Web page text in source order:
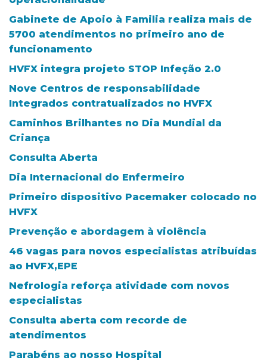
Gabinete de Apoio à Familia realiza mais de
5700 atendimentos no primeiro ano de
funcionamento
HVFX integra projeto STOP Infeção 2.0
Nove Centros de responsabilidade
Integrados contratualizados no HVFX
Caminhos Brilhantes no Dia Mundial da
Criança
Consulta Aberta
Dia Internacional do Enfermeiro
Primeiro dispositivo Pacemaker colocado no
HVFX
Prevenção e abordagem à violência
46 vagas para novos especialistas atribuídas
ao HVFX,EPE
Nefrologia reforça atividade com novos
especialistas
Consulta aberta com recorde de
atendimentos
Parabéns ao nosso Hospital